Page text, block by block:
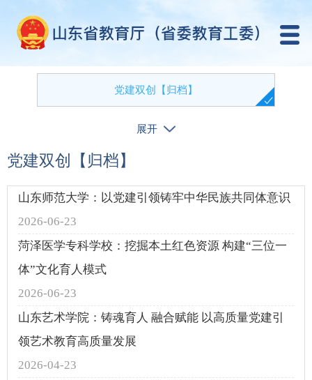
党建双创【归档】
双带头人【归档】
展开
党建双创【归档】
山东师范大学：以党建引领铸牢中华民族共同体意识
2026-06-23
菏泽医学专科学校：挖掘本土红色资源 构建“三位一
体”文化育人模式
2026-06-23
山东艺术学院：铸魂育人 融合赋能 以高质量党建引
领艺术教育高质量发展
2026-04-23